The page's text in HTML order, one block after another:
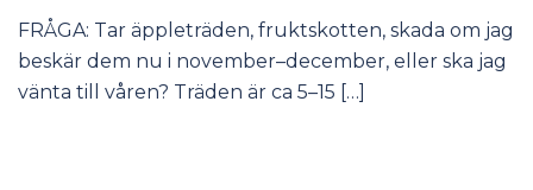
FRÅGA: Tar äppleträden, fruktskotten, skada om jag
beskär dem nu i november–december, eller ska jag
vänta till våren? Träden är ca 5–15 […]